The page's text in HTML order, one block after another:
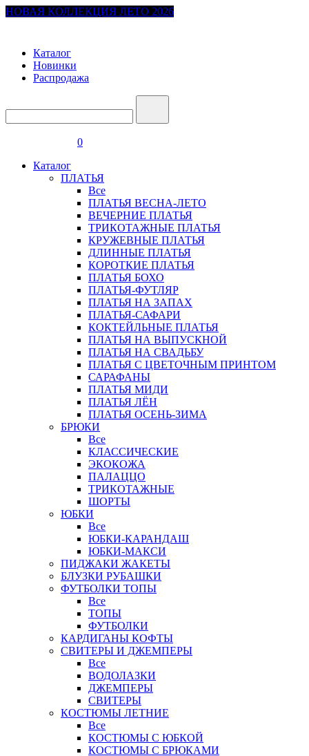
НОВАЯ КОЛЛЕКЦИЯ ЛЕТО 2026
Каталог
Новинки
Распродажа
0
Каталог
ПЛАТЬЯ
Все
ПЛАТЬЯ ВЕСНА-ЛЕТО
ВЕЧЕРНИЕ ПЛАТЬЯ
ТРИКОТАЖНЫЕ ПЛАТЬЯ
КРУЖЕВНЫЕ ПЛАТЬЯ
ДЛИННЫЕ ПЛАТЬЯ
КОРОТКИЕ ПЛАТЬЯ
ПЛАТЬЯ БОХО
ПЛАТЬЯ-ФУТЛЯР
ПЛАТЬЯ НА ЗАПАХ
ПЛАТЬЯ-САФАРИ
КОКТЕЙЛЬНЫЕ ПЛАТЬЯ
ПЛАТЬЯ НА ВЫПУСКНОЙ
ПЛАТЬЯ НА СВАДЬБУ
ПЛАТЬЯ С ЦВЕТОЧНЫМ ПРИНТОМ
САРАФАНЫ
ПЛАТЬЯ МИДИ
ПЛАТЬЯ ЛЁН
ПЛАТЬЯ ОСЕНЬ-ЗИМА
БРЮКИ
Все
КЛАССИЧЕСКИЕ
ЭКОКОЖА
ПАЛАЦЦО
ТРИКОТАЖНЫЕ
ШОРТЫ
ЮБКИ
Все
ЮБКИ-КАРАНДАШ
ЮБКИ-МАКСИ
ПИДЖАКИ ЖАКЕТЫ
БЛУЗКИ РУБАШКИ
ФУТБОЛКИ ТОПЫ
Все
ТОПЫ
ФУТБОЛКИ
КАРДИГАНЫ КОФТЫ
СВИТЕРЫ И ДЖЕМПЕРЫ
Все
ВОДОЛАЗКИ
ДЖЕМПЕРЫ
СВИТЕРЫ
КОСТЮМЫ ЛЕТНИЕ
Все
КОСТЮМЫ С ЮБКОЙ
КОСТЮМЫ С БРЮКАМИ